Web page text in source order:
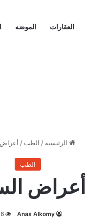
العقارات الموضه
الرئيسية / الطب /
الطب
أعراض
Anas Alkomy